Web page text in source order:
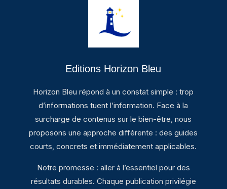
Editions Horizon Bleu
Horizon Bleu répond à un constat simple : trop
d’informations tuent l’information. Face à la
surcharge de contenus sur le bien-être, nous
proposons une approche différente : des guides
courts, concrets et immédiatement applicables.
Notre promesse : aller à l’essentiel pour des
résultats durables. Chaque publication privilégie